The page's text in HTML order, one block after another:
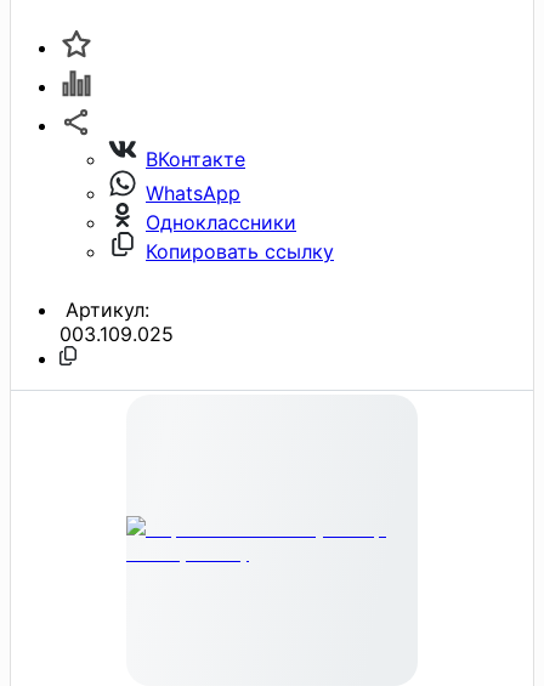
ВКонтакте
WhatsApp
Одноклассники
Копировать ссылку
Артикул:
003.109.025